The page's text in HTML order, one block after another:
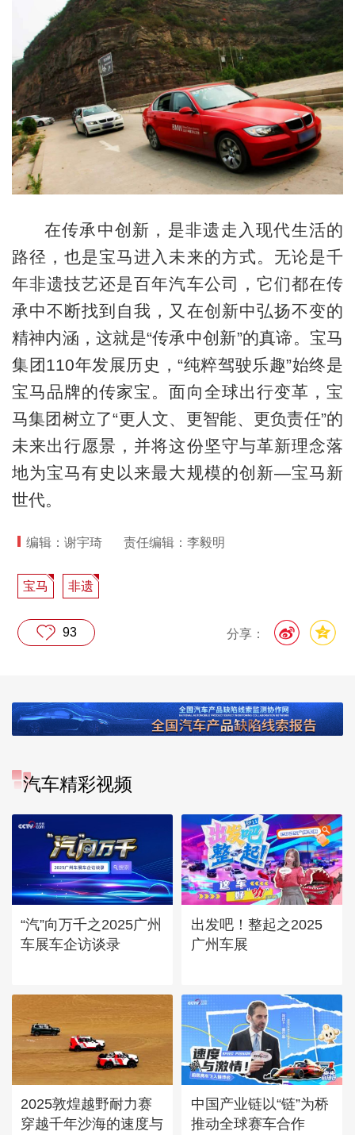
在传承中创新，是非遗走入现代生活的
路径，也是宝马进入未来的方式。无论是千
年非遗技艺还是百年汽车公司，它们都在传
承中不断找到自我，又在创新中弘扬不变的
精神内涵，这就是“传承中创新”的真谛。宝马
集团110年发展历史，“纯粹驾驶乐趣”始终是
宝马品牌的传家宝。面向全球出行变革，宝
马集团树立了“更人文、更智能、更负责任”的
未来出行愿景，并将这份坚守与革新理念落
地为宝马有史以来最大规模的创新—宝马新
世代。
编辑：谢宇琦 责任编辑：李毅明
宝马 非遗
分享：
93
汽车精彩视频
“汽”向万千之2025广州
车展车企访谈录
出发吧！整起之2025
广州车展
2025敦煌越野耐力赛
穿越千年沙海的速度与
中国产业链以“链”为桥
推动全球赛车合作